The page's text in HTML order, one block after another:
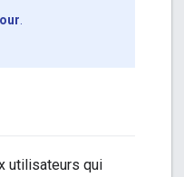
utilisateurs qui